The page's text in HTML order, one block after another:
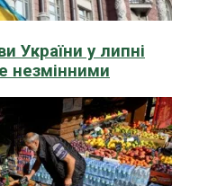
України у липні
незмінними